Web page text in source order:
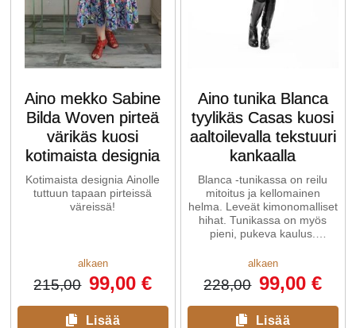
Aino mekko Sabine
Bilda Woven pirteä
värikäs kuosi
kotimaista designia
Kotimaista designia Ainolle
tuttuun tapaan pirteissä
väreissä!
alkaen
215,00 99,00 €
Lisää
Aino tunika Blanca
tyylikäs Casas kuosi
aaltoilevalla tekstuuri
kankaalla
Blanca -tunikassa on reilu
mitoitus ja kellomainen
helma. Leveät kimonomalliset
hihat. Tunikassa on myös
pieni, pukeva kaulus.
taskut.
alkaen
228,00 99,00 €
Lisää